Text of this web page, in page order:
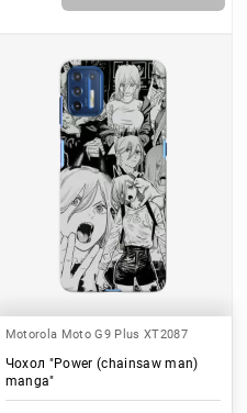
Motorola Moto G9 Plus XT2087
Чохол "Power (chainsaw man)
manga"